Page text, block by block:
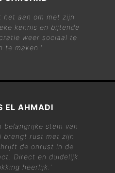
het aan om met zijn
kennis en bijtende
weer sociaal te
te maken.'
EL AHMADI
belangrijke stem van
brengt rust met zijn
de onrust in de
Direct en duidelijk.
heerlijk.'